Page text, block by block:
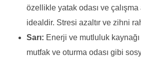
özellikle yatak odası ve çalışma
idealdir. Stresi azaltır ve zihni
Sarı: Enerji ve mutluluk
mutfak ve oturma odası gibi